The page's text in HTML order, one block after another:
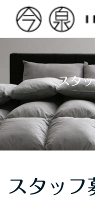
content
スタ
スタッフ